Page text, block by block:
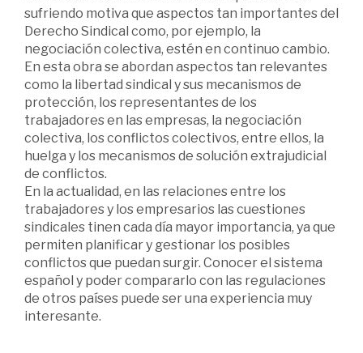
sufriendo motiva que aspectos tan importantes del
Derecho Sindical como, por ejemplo, la
negociación colectiva, estén en continuo cambio.
En esta obra se abordan aspectos tan relevantes
como la libertad sindical y sus mecanismos de
protección, los representantes de los
trabajadores en las empresas, la negociación
colectiva, los conflictos colectivos, entre ellos, la
huelga y los mecanismos de solución extrajudicial
de conflictos.
En la actualidad, en las relaciones entre los
trabajadores y los empresarios las cuestiones
sindicales tinen cada día mayor importancia, ya que
permiten planificar y gestionar los posibles
conflictos que puedan surgir. Conocer el sistema
español y poder compararlo con las regulaciones
de otros países puede ser una experiencia muy
interesante.